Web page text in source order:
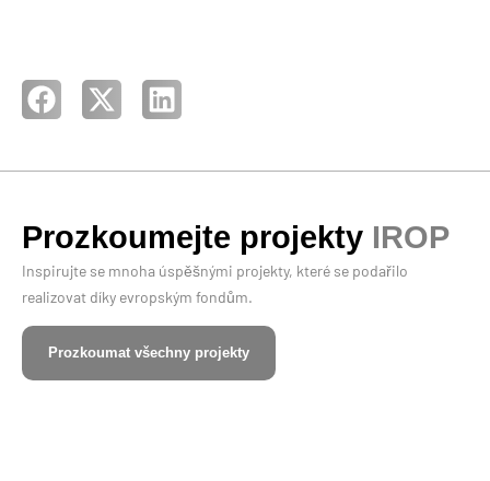
Prozkoumejte projekty IROP
Inspirujte se mnoha úspěšnými projekty, které se podařilo
realizovat díky evropským fondům.
Prozkoumat všechny projekty